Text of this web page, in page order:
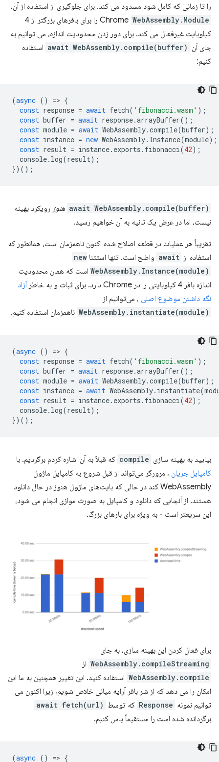
را تا زمانی که کامل شود مسدود می کند. برای جلوگیری از استفاده از آن،
Chrome WebAssembly.Module
را برای بافرهای بزرگتر از 4
کیلوبایت غیرفعال می کند. برای دور زدن محدودیت اندازه، می توانیم به
جای آن await WebAssembly.compile(buffer) استفاده
کنیم:
(async () => {
const response = await fetch( 'fibonacci.wasm' );
const buffer = await response.arrayBuffer();
const module = await WebAssembly.compile(buffer);
const instance = new WebAssembly. Instance(module);
const result = instance. exports . fibonacci(42);
console. log(result);
})();
await WebAssembly.compile(buffer) هنوز رویکرد بهینه
نیست، اما در عرض یک ثانیه به آن خواهیم رسید.
تقریباً هر عملیات در قطعه اصلاح شده اکنون ناهمزمان است، همانطور که
استفاده از await واضح است. تنها استثنا new
WebAssembly.Instance(module) است که همان محدودیت
اندازه بافر 4 کیلوبایتی را در Chrome دارد. برای ثبات و به خاطر
آزاد
نگه داشتن موضوع اصلی ، می‌توانیم از
WebAssembly.instantiate(module) ناهمزمان استفاده کنیم.
(async () => {
const response = await fetch( 'fibonacci.wasm' );
const buffer = await response.arrayBuffer();
const module = await WebAssembly.compile(buffer);
const instance = await WebAssembly. instantiate(
const result = instance. exports . fibonacci(42);
console. log(result);
})();
بیایید به بهینه سازی compile که قبلاً به آن اشاره کردم برگردیم. با
کامپایل جریان ، مرورگر می‌تواند از قبل شروع به کامپایل ماژول
WebAssembly کند در حالی که بایت‌های ماژول هنوز در حال دانلود
هستند. از آنجایی که دانلود و کامپایل به صورت موازی انجام می شود،
این سریعتر است - به ویژه برای بارهای بزرگ.
برای فعال کردن این بهینه سازی، به جای
WebAssembly.compileStreaming از
WebAssembly.compile استفاده کنید. این تغییر همچنین به ما این
امکان را می دهد که از شر بافر آرایه میانی خلاص شویم، زیرا اکنون می
توانیم نمونه Response که توسط await fetch(url)
برگردانده شده است را مستقیماً پاس کنیم.
(async () => {